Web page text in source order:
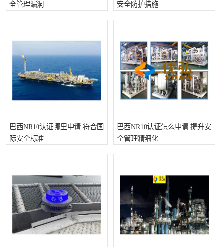
全管理漏洞
安全防护措施
巴西NR10认证哪里申请 符合国
际安全标准
巴西NR10认证怎么申请 提升安
全管理精细化